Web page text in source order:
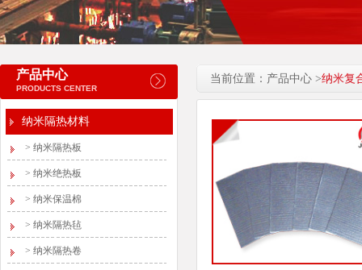
产品中心
PRODUCTS CENTER
纳米隔热材料
> 纳米隔热板
> 纳米绝热板
> 纳米保温棉
> 纳米隔热毡
> 纳米隔热卷
当前位置：产品中心 >纳米复